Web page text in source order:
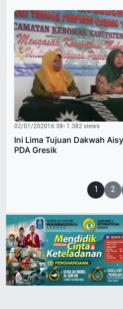
02/01/202016:38• 1.382 views
Ini Lima Tujuan Dakwah
PDA Gresik
1 2